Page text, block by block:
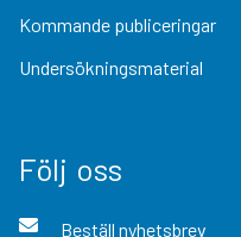
Kommande publiceringar
Undersökningsmaterial
Följ oss
Beställ nyhetsbrev